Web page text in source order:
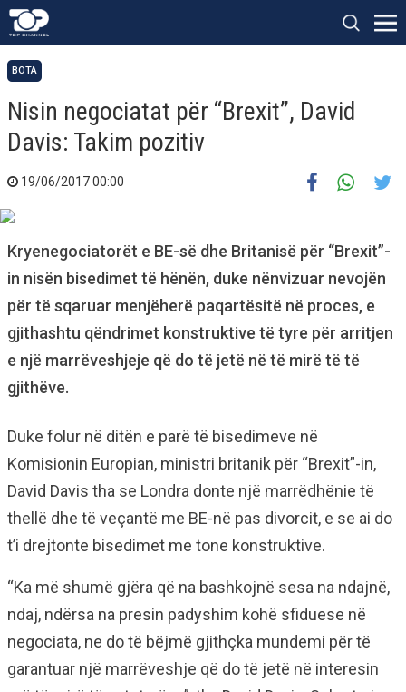
BOTA
Nisin negociatat për “Brexit”, David
Davis: Takim pozitiv
19/06/2017 00:00
Kryenegociatorët e BE-së dhe Britanisë për “Brexit”-
in nisën bisedimet të hënën, duke nënvizuar nevojën
për të sqaruar menjëherë paqartësitë në proces, e
gjithashtu qëndrimet konstruktive të tyre për arritjen
e një marrëveshjeje që do të jetë në të mirë të të
gjithëve.
Duke folur në ditën e parë të bisedimeve në
Komisionin Europian, ministri britanik për “Brexit”-in,
David Davis tha se Londra donte një marrëdhënie të
thellë dhe të veçantë me BE-në pas divorcit, e se ai do
t’i drejtonte bisedimet me tone konstruktive.
“Ka më shumë gjëra që na bashkojnë sesa na ndajnë,
ndaj, ndërsa na presin padyshim kohë sfiduese në
negociata, ne do të bëjmë gjithçka mundemi për të
garantuar një marrëveshje që do të jetë në interesin